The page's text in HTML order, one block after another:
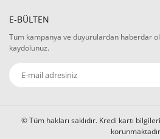
E-BÜLTEN
Tüm kampanya ve duyurulardan haberdar
kaydolunuz.
© Tüm hakları saklıdır. Kredi kartı